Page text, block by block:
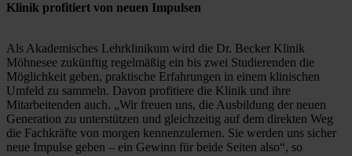
Klinik profitiert von neuen Impulsen
Als Akademisches Lehrklinikum wird die Dr. Becker Klinik
Möhnesee zukünftig regelmäßig ein bis zwei Studierenden die
Möglichkeit geben, praktische Erfahrungen in einem klinischen
Umfeld zu sammeln. Davon profitiere die Klinik und ihre
Mitarbeitenden auch. „Wir freuen uns, die Ausbildung der neuen
Generation zu unterstützen und gleichzeitig auf dem direkten Weg
die Fachkräfte von morgen kennenzulernen. Sie werden uns sicher
neue Impulse geben – ein Gewinn für beide Seiten also“, so